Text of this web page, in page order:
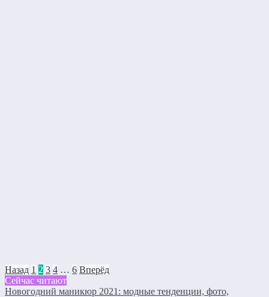
Назад 1 2 3 4 … 6 Вперёд
Сейчас читают
Новогодний маникюр 2021: модные тенденции, фото,